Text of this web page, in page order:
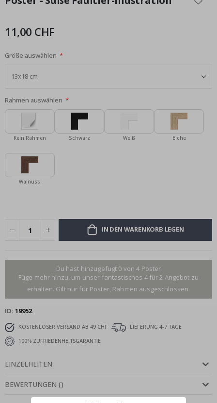
der
11,00 CHF
Größe auswählen
Rahmen auswählen
Kein Rahmen Schwarz Weiß Eiche
Walnuss
IN DEN WARENKORB LEGEN
Du hast hinzugefügt 0 von 4 Poster
Füge mehr hinzu, um unser fantastisches 4 für 2 Angebot zu
erhalten. Gilt nur für Poster, Rahmen ausgeschlossen.
ID 19952
KOSTENLOSER VERSAND AB 49 CHF
LIEFERUNG 4-7 TAGE
100% ZUFRIEDENHEITSGARANTIE
EINZELHEITEN
BEWERTUNGEN ()